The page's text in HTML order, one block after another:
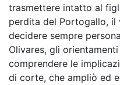
trasmettere intatto al
perdita del Portogallo, il
decidere sempre
Olivares, gli
comprendere le
di corte, che ampliò ed